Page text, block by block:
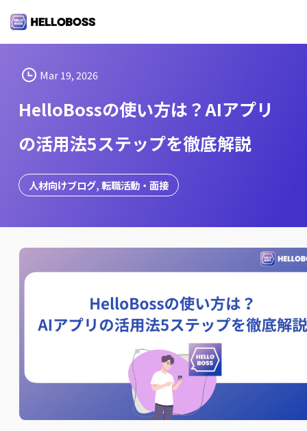
i
Mar 19, 2026
HelloBossの使い方は？AIアプリ
の活用法5ステップを徹底解説
人材向けブログ, 転職活動・面接